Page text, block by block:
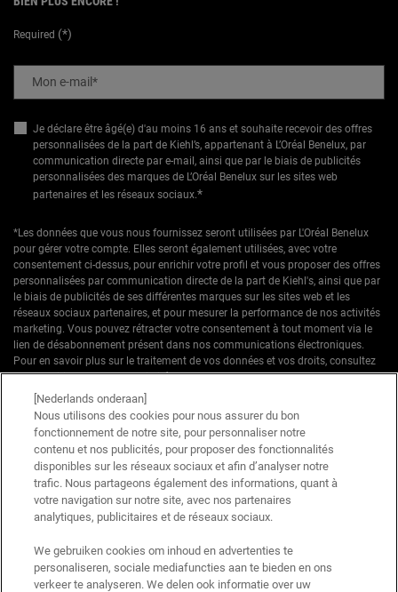
Required (*)
Mon e-mail*
Je déclare être âgé(e) d'au moins 16 ans et souhaite recevoir des offres
personnalisées de la part de Kiehl’s, appartenant à L’Oréal Benelux, par
communication directe par e-mail, ainsi que par le biais de publicités
personnalisées des marques de L’Oréal Benelux sur les sites web
partenaires et les réseaux sociaux.*
*Les données que vous nous fournissez seront utilisées par L'Oréal Benelux
pour gérer votre compte. Elles seront également utilisées, avec votre
consentement ci-dessus, pour enrichir votre profil et vous proposer des offres
personnalisées par communication directe de la part de Kiehl's, ainsi que par
le biais de publicités de ses différentes marques sur les sites web et les
réseaux sociaux partenaires, et pour mesurer la performance de nos activités
marketing. Vous pouvez rétracter votre consentement à tout moment via le
lien de désabonnement présent dans nos communications électroniques.
Pour en savoir plus sur le traitement de vos données et vos droits, consultez
notrePolitique de confidentialité.
* Offre de bienvenue valable pour une première commande. Non cumulable
avec d'autres offres ou promotions en cours, mais cumulable avec les offres
'Cadeau avec achat' . Utilisation limitée à une seule fois par client. Non
applicable sur les éditions limitées & ensembles.
Ce site est protégé par Cloudflare et la politique de confidentialité et les conditions
dutilisation sappliquent.
S’INSCRIRE
[Nederlands onderaan]
Nous utilisons des cookies pour nous assurer du bon
fonctionnement de notre site, pour personnaliser notre
contenu et nos publicités, pour proposer des fonctionnalités
disponibles sur les réseaux sociaux et afin d’analyser notre
trafic. Nous partageons également des informations, quant à
votre navigation sur notre site, avec nos partenaires
analytiques, publicitaires et de réseaux sociaux.
We gebruiken cookies om inhoud en advertenties te
personaliseren, sociale mediafuncties aan te bieden en ons
verkeer te analyseren. We delen ook informatie over uw